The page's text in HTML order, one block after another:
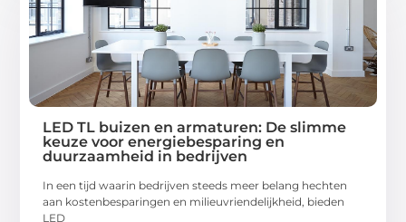
LED TL buizen en armaturen: De slimme
keuze voor energiebesparing en
duurzaamheid in bedrijven
In een tijd waarin bedrijven steeds meer belang hechten
aan kostenbesparingen en milieuvriendelijkheid, bieden
LED